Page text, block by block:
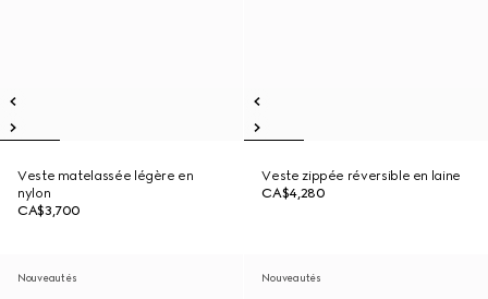
Veste matelassée légère en
nylon
CA$3,700
Veste zippée réversible en laine
CA$4,280
Nouveautés Nouveautés